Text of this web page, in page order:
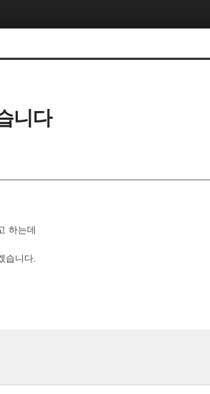
니다
하는데
습니다.